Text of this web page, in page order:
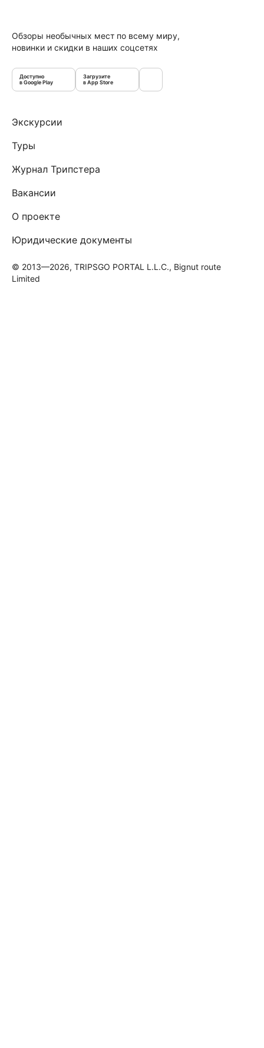
Обзоры необычных мест по всему миру,
новинки и скидки в наших соцсетях
Доступно
в Google Play
Загрузите
в App Store
Экскурсии
Туры
Журнал Трипстера
Вакансии
О проекте
Юридические документы
© 2013—2026, TRIPSGO PORTAL L.L.C., Bignut route
Limited